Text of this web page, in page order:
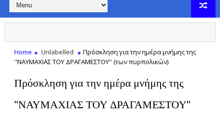
Home Unlabelled
Πρόσκληση για την ημέρα μνήμης της
''ΝΑΥΜΑΧΙΑΣ ΤΟΥ ΔΡΑΓΑΜΕΣΤΟΥ'' (των πυρπολικών)
Πρόσκληση για την ημέρα μνήμης της
''ΝΑΥΜΑΧΙΑΣ ΤΟΥ ΔΡΑΓΑΜΕΣΤΟΥ''